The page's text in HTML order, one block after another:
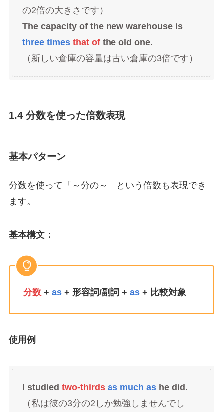
の2倍の大きさです）
The capacity of the new warehouse is
three times that of the old one.
（新しい倉庫の容量は古い倉庫の3倍です）
1.4 分数を使った倍数表現
基本パターン
分数を使って「～分の～」という倍数も表現でき
ます。
基本構文：
分数+ as + 形容詞/副詞 + as + 比較対象
使用例
I studied two-thirds as much ashe did.
（私は彼の3分の2しか勉強しませんでし